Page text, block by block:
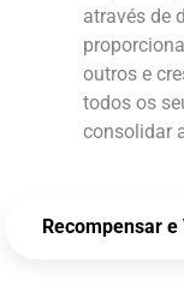
através de
outros e
todos os
consolidar
Recompensar